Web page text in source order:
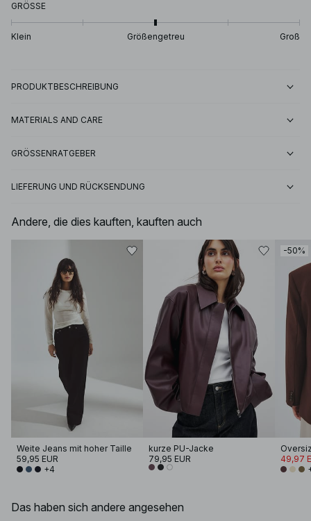
GRÖSSE
Klein Größengetreu Groß
PRODUKTBESCHREIBUNG
MATERIALS AND CARE
GRÖSSENRATGEBER
LIEFERUNG UND RÜCKSENDUNG
Andere, die dies kauften, kauften auch
Weite Jeans mit hoher Taille
59,95 EUR
+4
kurze PU-Jacke
79,95 EUR
-50%
49,97
Das haben sich andere angesehen